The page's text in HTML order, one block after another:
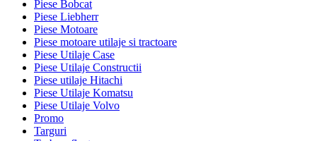
Piese Bobcat
Piese Liebherr
Piese Motoare
Piese motoare utilaje si tractoare
Piese Utilaje Case
Piese Utilaje Constructii
Piese utilaje Hitachi
Piese Utilaje Komatsu
Piese Utilaje Volvo
Promo
Targuri